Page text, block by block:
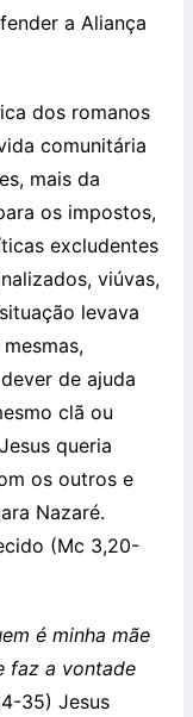
a Aliança
dos romanos
comunitária
mais da
os impostos,
excludentes
viúvas,
levava
de ajuda
clã ou
queria
os outros e
Nazaré.
(Mc 3,20-
é minha mãe
faz a vontade
35) Jesus